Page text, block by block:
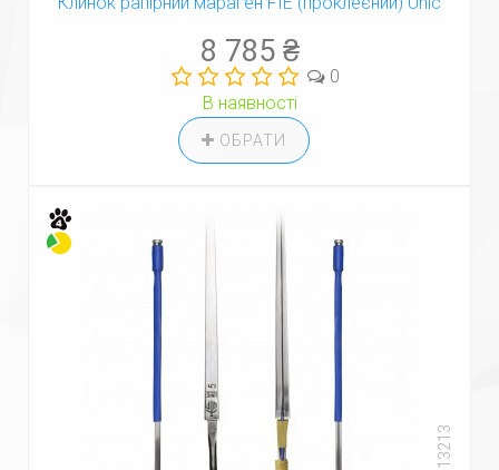
8 785 ₴
0
В наявності
ОБРАТИ